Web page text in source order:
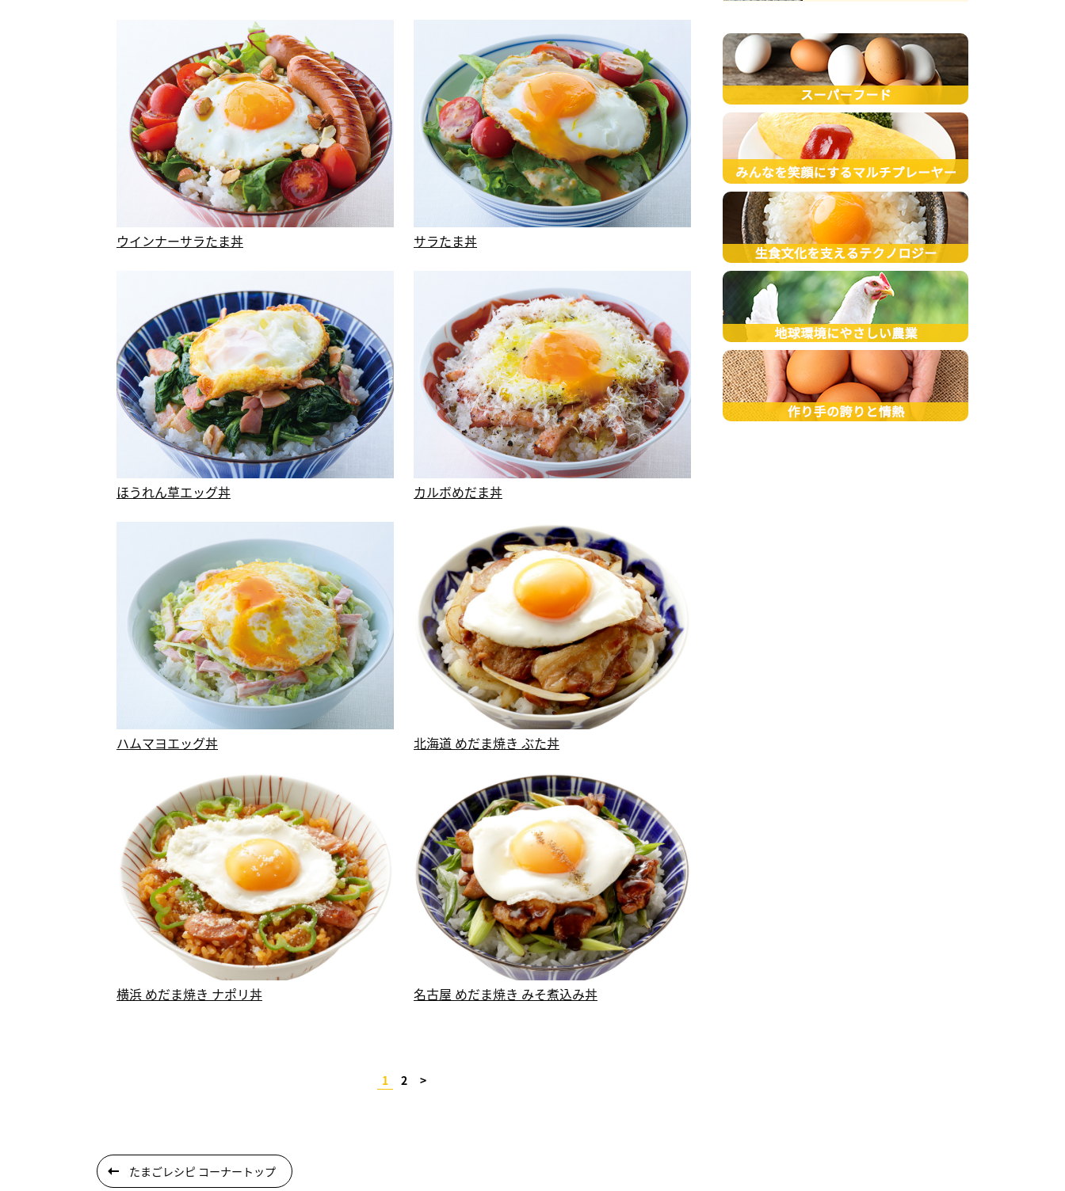
ウインナーサラたま丼 サラたま丼
ほうれん草エッグ丼 カルボめだま丼
ハムマヨエッグ丼 北海道 めだま焼き ぶた丼
横浜 めだま焼き ナポリ丼 名古屋 めだま焼き みそ煮込み丼
1 2 >
たまごレシピ コーナートップ